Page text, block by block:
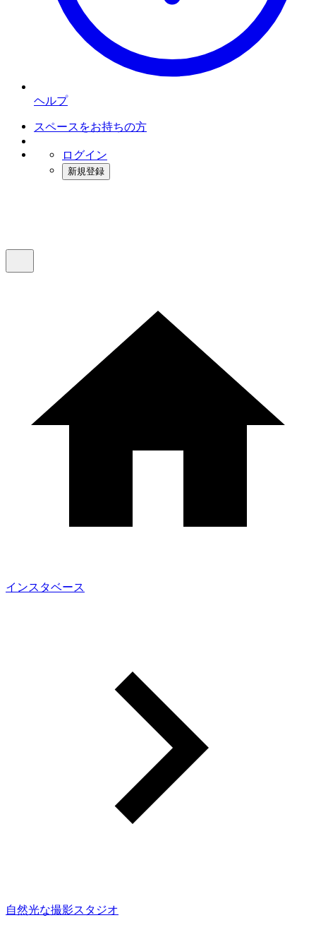
ヘルプ
スペースをお持ちの方
ログイン
新規登録
インスタベース
自然光な撮影スタジオ